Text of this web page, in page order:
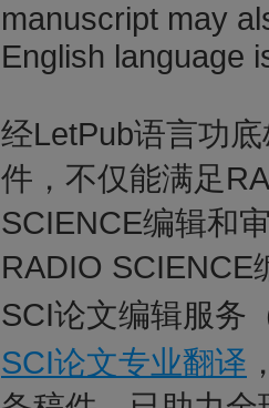
manuscript may
English language
经LetPub语言功
件，不仅能满足
SCIENCE编辑和
RADIO SCIENCE
SCI论文编辑服务
SCI论文专业翻译